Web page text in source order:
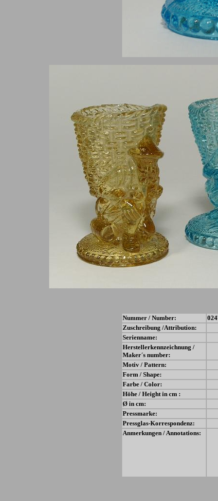
Nummer / Number:
Zuschreibung /Attribution:
Serienname:
Herstellerkennzeichnung /
Maker´s number:
Motiv / Pattern:
Form / Shape:
Farbe / Color:
Höhe / Height in cm :
Ø in cm:
Pressmarke:
Pressglas-Korrespondenz:
Anmerkungen / Annotations: